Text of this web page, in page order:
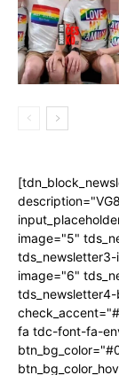
image="5"
image="6"
fa tdc-font-fa-